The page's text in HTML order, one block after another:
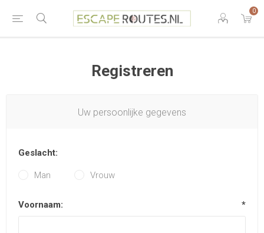
0
Registreren
Uw persoonlijke gegevens
Geslacht:
Man Vrouw
Voornaam: *